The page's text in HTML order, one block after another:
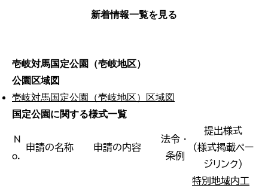
新着情報一覧を見る
壱岐対馬国定公園（壱岐地区）
公園区域図
壱岐対馬国定公園（壱岐地区）区域図
国定公園に関する様式一覧
N
o．
申請の名称 申請の内容
法令・
条例
提出様式
（様式掲載ペー
ジリンク）
特別地域内工